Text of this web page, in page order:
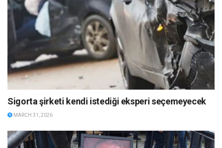
Sigorta şirketi kendi istediği eksperi seçemeyecek
MARCH 31, 2026